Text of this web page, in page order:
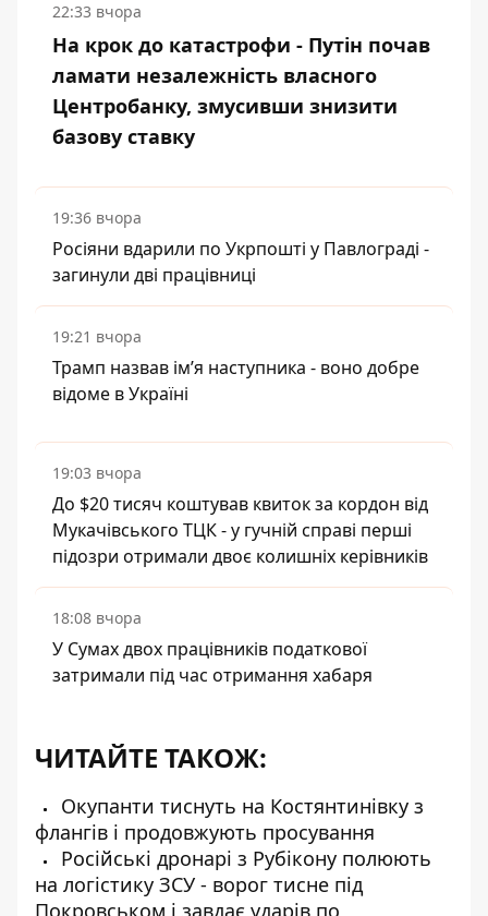
22:33 вчора
На крок до катастрофи - Путін почав
ламати незалежність власного
Центробанку, змусивши знизити
базову ставку
19:36 вчора
Росіяни вдарили по Укрпошті у Павлограді -
загинули дві працівниці
19:21 вчора
Трамп назвав імʼя наступника - воно добре
відоме в Україні
19:03 вчора
До $20 тисяч коштував квиток за кордон від
Мукачівського ТЦК - у гучній справі перші
підозри отримали двоє колишніх керівників
18:08 вчора
У Сумах двох працівників податкової
затримали під час отримання хабаря
ЧИТАЙТЕ ТАКОЖ:
Окупанти тиснуть на Костянтинівку з
флангів і продовжують просування
Російські дронарі з Рубікону полюють
на логістику ЗСУ - ворог тисне під